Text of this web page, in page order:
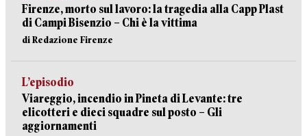
Firenze, morto sul lavoro: la tragedia alla Capp Plast
di Campi Bisenzio – Chi è la vittima
di Redazione Firenze
L’episodio
Viareggio, incendio in Pineta di Levante: tre
elicotteri e dieci squadre sul posto – Gli
aggiornamenti